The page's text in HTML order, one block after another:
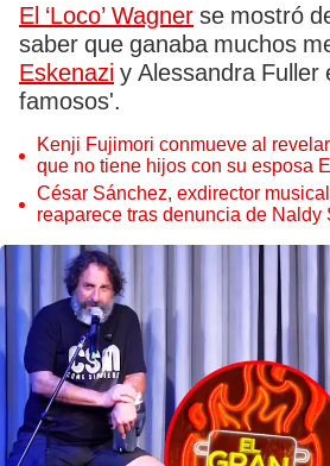
El ‘Loco’ Wagner se mostró
saber que ganaba muchos
Eskenazi y Alessandra Fuller
famosos'.
Kenji Fujimori conmueve al
que no tiene hijos con su esposa
proceso judicial"
César Sánchez, exdirector
reaparece tras denuncia de Naldy